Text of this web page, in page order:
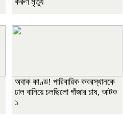
অবাক কাণ্ড! পারিবারিক কবরস্থানকে
ঢাল বানিয়ে চলছিলো গাঁজার চাষ, আটক
১